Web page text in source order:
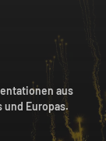
aus
und Europas.